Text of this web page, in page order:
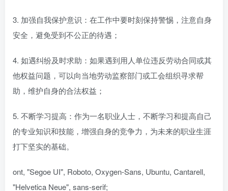
3. 加强自我保护意识：在工作中要时刻保持警惕，注意自身
安全，避免受到不公正的待遇；
4. 如遇纠纷及时求助：如果遇到用人单位违反劳动合同或其
他权益问题，可以向当地劳动监察部门或工会组织寻求帮
助，维护自身的合法权益；
5. 不断学习提高：作为一名职业人士，不断学习和提高自己
的专业知识和技能，增强自身的竞争力，为未来的职业生涯
打下坚实的基础。
ont, "Segoe UI", Roboto, Oxygen-Sans, Ubuntu, Cantarell,
"Helvetica Neue", sans-serif;